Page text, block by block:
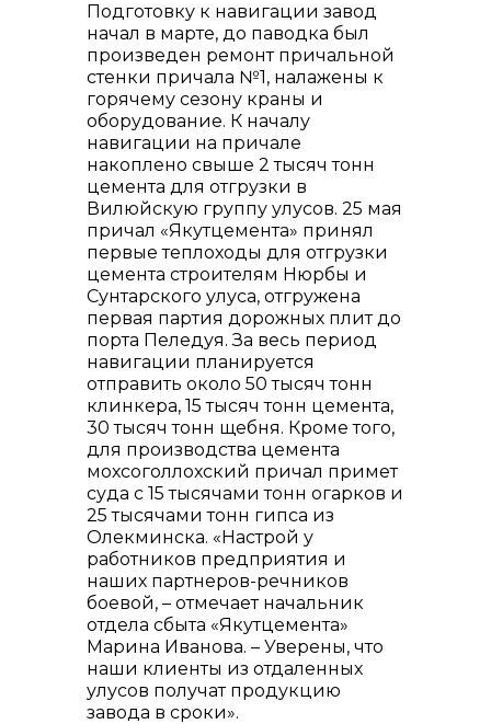
Контакты
+7 (423) 234 50 50
info@vostokcement.ru
Подготовку к навигации завод
начал в марте, до паводка был
произведен ремонт причальной
стенки причала №1, налажены к
горячему сезону краны и
оборудование. К началу
навигации на причале
накоплено свыше 2 тысяч тонн
цемента для отгрузки в
Вилюйскую группу улусов. 25 мая
причал «Якутцемента» принял
первые теплоходы для отгрузки
цемента строителям Нюрбы и
Сунтарского улуса, отгружена
первая партия дорожных плит до
порта Пеледуя. За весь период
навигации планируется
отправить около 50 тысяч тонн
клинкера, 15 тысяч тонн цемента,
30 тысяч тонн щебня. Кроме того,
для производства цемента
мохсоголлохский причал примет
суда с 15 тысячами тонн огарков и
25 тысячами тонн гипса из
Олекминска. «Настрой у
работников предприятия и
наших партнеров-речников
боевой, – отмечает начальник
отдела сбыта «Якутцемента»
Марина Иванова. – Уверены, что
наши клиенты из отдаленных
улусов получат продукцию
завода в сроки».